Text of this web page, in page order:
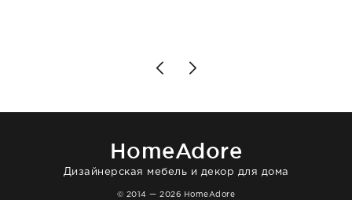
то качество выше всяких похвал. Выглядит
HomeAdore
Дизайнерская мебель и декор для дома
© 2014 — 2026 HomeAdore